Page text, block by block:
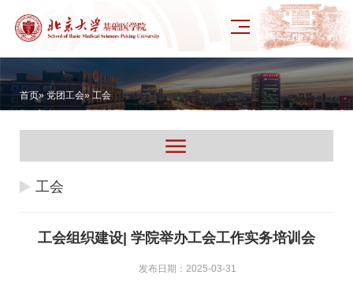
首页»党团工会» 工会
工会
工会组织建设| 学院举办工会工作实务培训会
发布日期：2025-03-31